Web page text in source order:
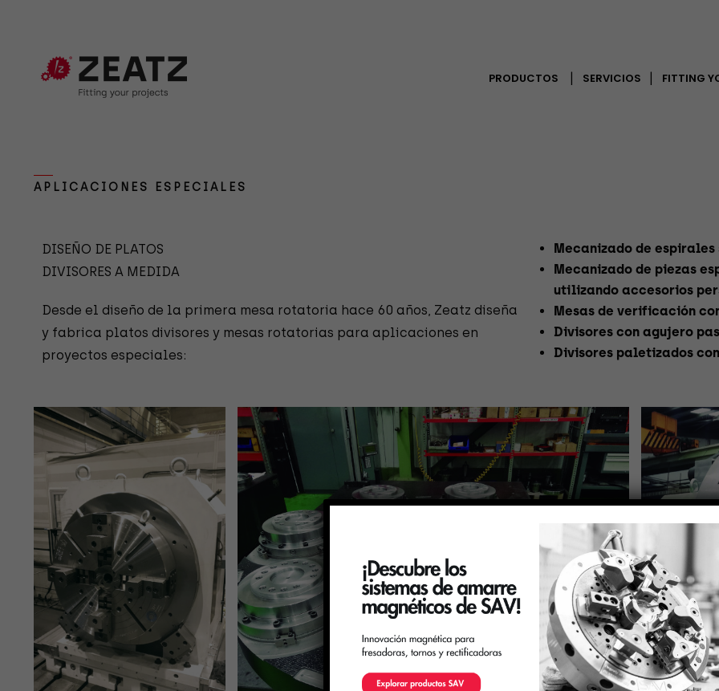
PRODUCTOS SERVICIOS FITTING
APLICACIONES ESPECIALES
DISEÑO DE PLATOS
DIVISORES A MEDIDA
Desde el diseño de la primera mesa rotatoria hace 60 años, Zeatz diseña
y fabrica platos divisores y mesas rotatorias para aplicaciones en
proyectos especiales:
Mecanizado de
Mecanizado de piezas
utilizando accesorios
Mesas de verificación
Divisores con agujero
Divisores paletizados